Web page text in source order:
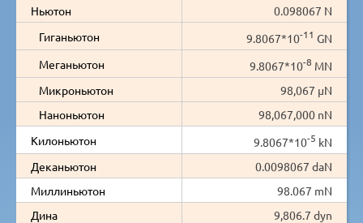
Ньютон
0.098067 N
Гиганьютон
9.8067*10-11 GN
Меганьютон
9.8067*10-8 MN
Микроньютон
98,067 µN
Наноньютон
98,067,000 nN
Килоньютон
9.8067*10-5 kN
Деканьютон
0.0098067 daN
Миллиньютон
98.067 mN
Дина
9,806.7 dyn